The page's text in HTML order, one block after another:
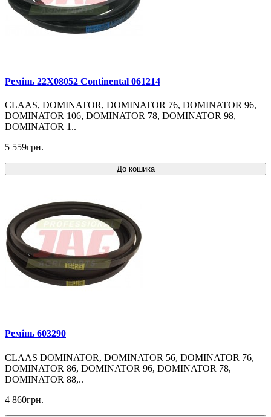
Ремінь 22X08052 Continental 061214
CLAAS, DOMINATOR, DOMINATOR 76, DOMINATOR 96,
DOMINATOR 106, DOMINATOR 78, DOMINATOR 98,
DOMINATOR 1..
5 559грн.
До кошика
Ремінь 603290
CLAAS DOMINATOR, DOMINATOR 56, DOMINATOR 76,
DOMINATOR 86, DOMINATOR 96, DOMINATOR 78,
DOMINATOR 88,..
4 860грн.